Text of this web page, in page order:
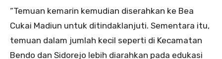
“Temuan kemarin kemudian diserahkan ke Bea
Cukai Madiun untuk ditindaklanjuti. Sementara itu,
temuan dalam jumlah kecil seperti di Kecamatan
Bendo dan Sidorejo lebih diarahkan pada edukasi